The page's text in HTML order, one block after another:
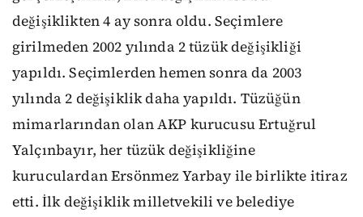
değişiklikten 4 ay sonra oldu. Seçimlere
girilmeden 2002 yılında 2 tüzük değişikliği
yapıldı. Seçimlerden hemen sonra da 2003
yılında 2 değişiklik daha yapıldı. Tüzüğün
mimarlarından olan AKP kurucusu Ertuğrul
Yalçınbayır, her tüzük değişikliğine
kuruculardan Ersönmez Yarbay ile birlikte itiraz
etti. İlk değişiklik milletvekili ve belediye